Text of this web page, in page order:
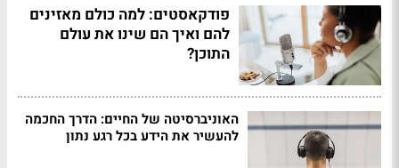
פודקאסטים: למה כולם מאזינים
להם ואיך הם שינו את עולם
התוכן?
האוניברסיטה של החיים: הדרך החכמה
להעשיר את הידע בכל רגע נתון